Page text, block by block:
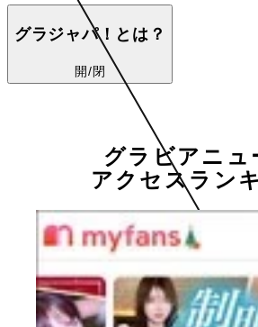
グラジャパ！とは？
開/閉
グラビアニュ
アクセスラン